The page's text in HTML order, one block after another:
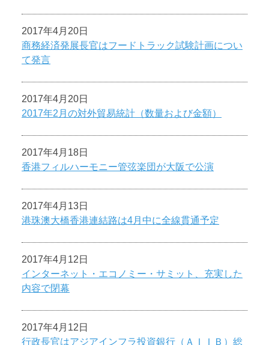
2017年4月20日
商務経済発展長官はフードトラック試験計画につい
て発言
2017年4月20日
2017年2月の対外貿易統計（数量および金額）
2017年4月18日
香港フィルハーモニー管弦楽団が大阪で公演
2017年4月13日
港珠澳大橋香港連結路は4月中に全線貫通予定
2017年4月12日
インターネット・エコノミー・サミット、充実した
内容で閉幕
2017年4月12日
行政長官はアジアインフラ投資銀行（ＡＩＩＢ）総